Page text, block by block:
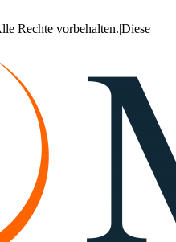
Rechte vorbehalten.|Diese